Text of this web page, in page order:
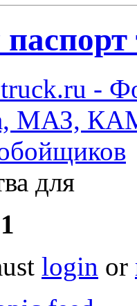
-
МАЗ,
для
1
login or